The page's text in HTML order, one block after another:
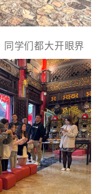
学们都大开眼界